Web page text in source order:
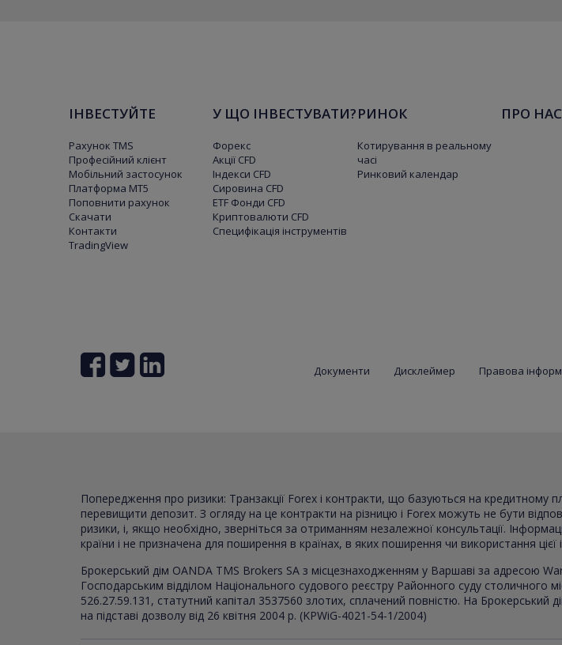
ІНВЕСТУЙТЕ
Рахунок TMS
Професійний клієнт
Мобільний застосунок
Платформа МТ5
Поповнити рахунок
Скачати
Контакти
TradingView
У ЩО ІНВЕСТУВАТИ?
Форекс
Акції CFD
Індекси CFD
Сировина CFD
ETF Фонди CFD
Криптовалюти CFD
Специфікація інструментів
РИНОК
Котирування в реальному
часі
Ринковий календар
ПРО НАС
Документи Дисклеймер Правова
Попередження про ризики: Транзакції Forex і контракти, що базуються на кредитному
перевищити депозит. З огляду на це контракти на різницю і Forex можуть не бути
ризики, і, якщо необхідно, зверніться за отриманням незалежної консультації.
країни і не призначена для поширення в країнах, в яких поширення чи використання
Брокерський дім OANDA TMS Brokers SA з місцезнаходженням у Варшаві за адресою
Господарським відділом Національного судового реєстру Районного суду
526.27.59.131, статутний капітал 3537560 злотих, сплачений повністю. На Брокерський
на підставі дозволу від 26 квітня 2004 р. (KPWiG-4021-54-1/2004)